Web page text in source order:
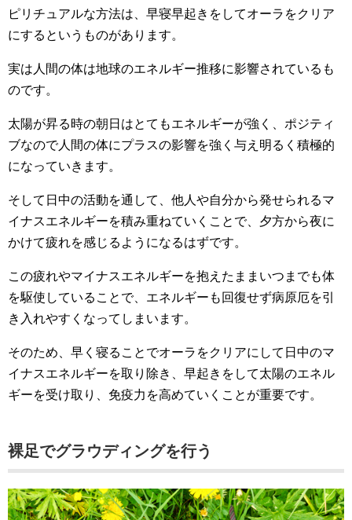
ピリチュアルな方法は、早寝早起きをしてオーラをクリア
にするというものがあります。
実は人間の体は地球のエネルギー推移に影響されているも
のです。
太陽が昇る時の朝日はとてもエネルギーが強く、ポジティ
ブなので人間の体にプラスの影響を強く与え明るく積極的
になっていきます。
そして日中の活動を通して、他人や自分から発せられるマ
イナスエネルギーを積み重ねていくことで、夕方から夜に
かけて疲れを感じるようになるはずです。
この疲れやマイナスエネルギーを抱えたままいつまでも体
を駆使していることで、エネルギーも回復せず病原厄を引
き入れやすくなってしまいます。
そのため、早く寝ることでオーラをクリアにして日中のマ
イナスエネルギーを取り除き、早起きをして太陽のエネル
ギーを受け取り、免疫力を高めていくことが重要です。
裸足でグラウディングを行う